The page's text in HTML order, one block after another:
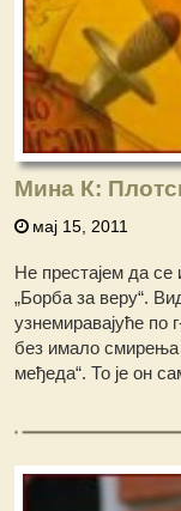
Мина К:
мај 15, 2011
Не престајем да се
„Борба за веру“.
узнемиравајуће по
без имало смирења
међеда“. То је он